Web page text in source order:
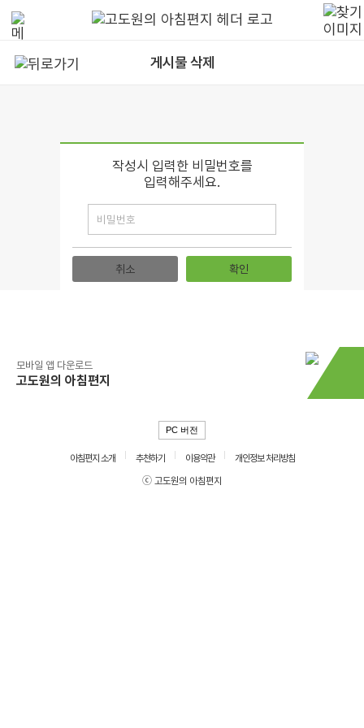
게시물 삭제
작성시 입력한 비밀번호를
입력해주세요.
취소 확인
모바일 앱 다운로드
고도원의 아침편지
PC 버전
아침편지 소개 추천하기 이용약관
개인정보 처리방침
ⓒ 고도원의 아침편지